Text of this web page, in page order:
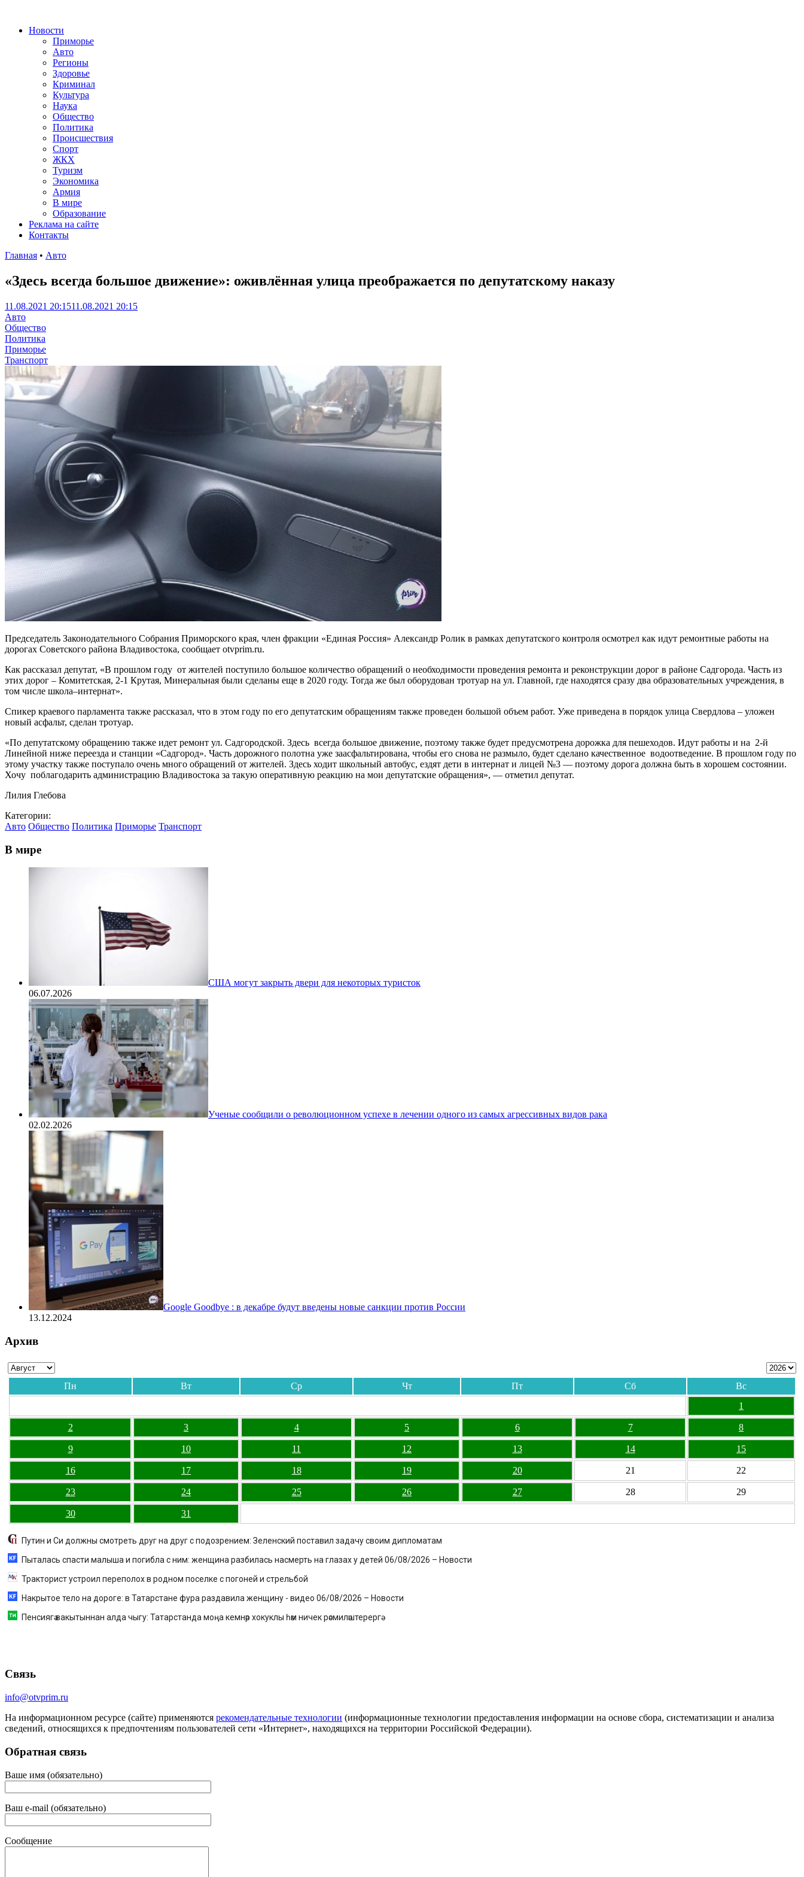
Новости
Приморье
Авто
Регионы
Здоровье
Криминал
Культура
Наука
Общество
Политика
Происшествия
Спорт
ЖКХ
Туризм
Экономика
Армия
В мире
Образование
Реклама на сайте
Контакты
Главная • Авто
«Здесь всегда большое движение»: оживлённая улица преображается по депутатскому наказу
11.08.2021 20:1511.08.2021 20:15
Авто
Общество
Политика
Приморье
Транспорт
Председатель Законодательного Собрания Приморского края, член фракции «Единая Россия» Александр Ролик в рамках депутатского контроля осмотрел как идут ремонтные работы на
дорогах Советского района Владивостока, сообщает otvprim.ru.
Как рассказал депутат, «В прошлом году от жителей поступило большое количество обращений о необходимости проведения ремонта и реконструкции дорог в районе Садгорода. Часть из
этих дорог – Комитетская, 2-1 Крутая, Минеральная были сделаны еще в 2020 году. Тогда же был оборудован тротуар на ул. Главной, где находятся сразу два образовательных учреждения, в
том числе школа–интернат».
Спикер краевого парламента также рассказал, что в этом году по его депутатским обращениям также проведен большой объем работ. Уже приведена в порядок улица Свердлова – уложен
новый асфальт, сделан тротуар.
«По депутатскому обращению также идет ремонт ул. Садгородской. Здесь всегда большое движение, поэтому также будет предусмотрена дорожка для пешеходов. Идут работы и на 2-й
Линейной ниже переезда и станции «Садгород». Часть дорожного полотна уже заасфальтирована, чтобы его снова не размыло, будет сделано качественное водоотведение. В прошлом году по
этому участку также поступало очень много обращений от жителей. Здесь ходит школьный автобус, ездят дети в интернат и лицей №3 — поэтому дорога должна быть в хорошем состоянии.
Хочу поблагодарить администрацию Владивостока за такую оперативную реакцию на мои депутатские обращения», — отметил депутат.
Лилия Глебова
Категории:
Авто Общество Политика Приморье Транспорт
В мире
США могут закрыть двери для некоторых туристок
06.07.2026
Ученые сообщили о революционном успехе в лечении одного из самых агрессивных видов рака
02.02.2026
Google Goodbye : в декабре будут введены новые санкции против России
13.12.2024
Архив
Пн Вт Ср Чт Пт Сб
Вс
1
2 3 4 5 6 7 8
9 10 11 12 13 14 15
16 17 18 19 20 21 22
23 24 25 26 27 28 29
30 31
Путин и Си должны смотреть друг на друг с подозрением: Зеленский поставил задачу своим дипломатам
Пыталась спасти малыша и погибла с ним: женщина разбилась насмерть на глазах у детей 06/08/2026 – Новости
Тракторист устроил переполох в родном поселке с погоней и стрельбой
Накрытое тело на дороге: в Татарстане фура раздавила женщину - видео 06/08/2026 – Новости
Пенсиягә вакытыннан алда чыгу: Татарстанда моңа кемнәр хокуклы һәм ничек рәсмиләштерергә
Связь
info@otvprim.ru
На информационном ресурсе (сайте) применяются рекомендательные технологии (информационные технологии предоставления информации на основе сбора, систематизации и анализа
сведений, относящихся к предпочтениям пользователей сети «Интернет», находящихся на территории Российской Федерации).
Обратная связь
Ваше имя (обязательно)
Ваш e-mail (обязательно)
Сообщение